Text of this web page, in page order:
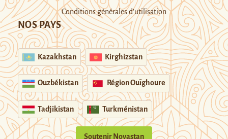
Conditions générales d’utilisation
NOS PAYS
Kazakhstan Kirghizstan
Ouzbékistan Région Ouïghoure
Tadjikistan Turkménistan
Soutenir Novastan